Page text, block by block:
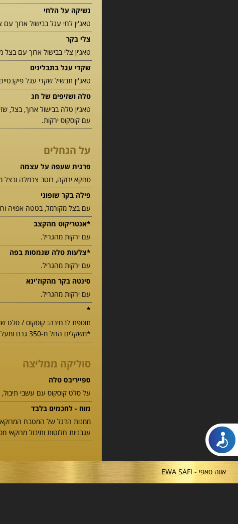
נשיקה על הלחי
טאג'ין לחי עגל בבישול ארוך עם
צלי בקר
טאג’ין צלי בבישול ארוך עם בצל
שקדי עגל בתבלינים
טאג'ין תבשיל שקדי עגל
טלה ושזיפים של חג
טאג’ין טלה בבישול ארוך, בצל,
עם קוסקוס ירקות.
על הגחלים
פרגית שעפה על עצמה
סחקא ירוקה, רוטב צרמלה ובצל
פילה בקר שופוני
עם בצל מקורמל, בטטה אפויה
*אנטריקוט מהקצב
עם ירקות מהגריל.
*צלעות טלה שנמסות בפה
עם ירקות מהגריל.
סינטה בקר מהקוז'ינא
עם ירקות מהגריל.
*
תוספת לבחירה: קוסקוס / סלט
*משקלים החל מ-350 גרם ומעלה
סוליקה ממליצה
ספייריבס טלה
על סלט קוסקוס עם עשבי
מוח - לחכמים בלבד
ממנות הדגל של המטבח
עגבניות חלוטות ותיבול
אווה סאפי - EWA SAFI